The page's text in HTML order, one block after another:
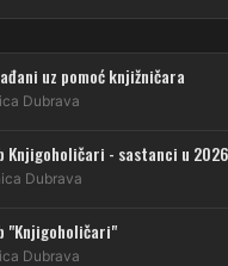
– Dubec
Novaki
uz pomoć knjižničara
Dubrava
- sastanci u
Dubrava
"Knjigoholičari"
Dubrava